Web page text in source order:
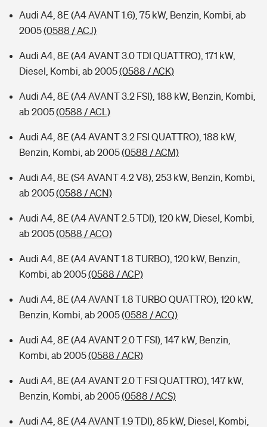
Audi A4, 8E (A4 AVANT 1.6), 75 kW, Benzin, Kombi, ab
2005(0588 / ACJ)
Audi A4, 8E (A4 AVANT 3.0 TDI QUATTRO), 171 kW,
Diesel, Kombi, ab 2005(0588 / ACK)
Audi A4, 8E (A4 AVANT 3.2 FSI), 188 kW, Benzin, Kombi,
ab 2005(0588 / ACL)
Audi A4, 8E (A4 AVANT 3.2 FSI QUATTRO), 188 kW,
Benzin, Kombi, ab 2005(0588 / ACM)
Audi A4, 8E (S4 AVANT 4.2 V8), 253 kW, Benzin, Kombi,
ab 2005(0588 / ACN)
Audi A4, 8E (A4 AVANT 2.5 TDI), 120 kW, Diesel, Kombi,
ab 2005(0588 / ACO)
Audi A4, 8E (A4 AVANT 1.8 TURBO), 120 kW, Benzin,
Kombi, ab 2005(0588 / ACP)
Audi A4, 8E (A4 AVANT 1.8 TURBO QUATTRO), 120 kW,
Benzin, Kombi, ab 2005(0588 / ACQ)
Audi A4, 8E (A4 AVANT 2.0 T FSI), 147 kW, Benzin,
Kombi, ab 2005(0588 / ACR)
Audi A4, 8E (A4 AVANT 2.0 T FSI QUATTRO), 147 kW,
Benzin, Kombi, ab 2005(0588 / ACS)
Audi A4, 8E (A4 AVANT 1.9 TDI), 85 kW, Diesel, Kombi,